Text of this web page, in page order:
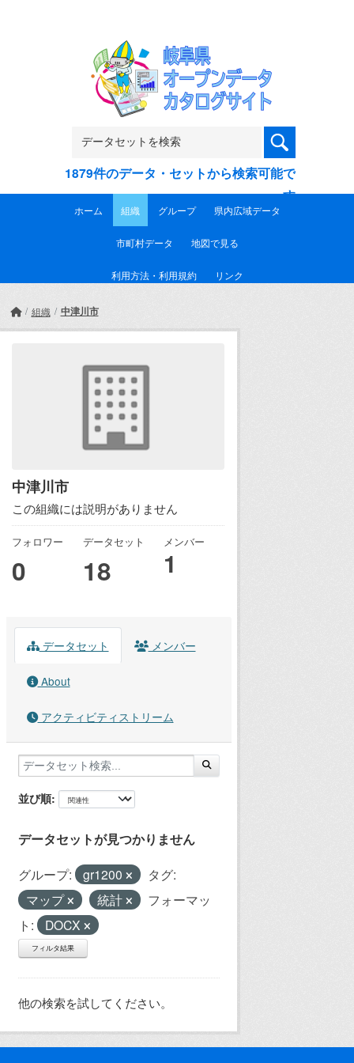
1879件のデータ・セットから検索可能で
す
ホーム 組織 グループ 県内広域データ
市町村データ 地図で見る
利用方法・利用規約 リンク
組織 中津川市
中津川市
この組織には説明がありません
フォロワー
0
データセット
18
メンバー
1
データセット メンバー
About
アクティビティストリーム
並び順
データセットが見つかりません
グループ: gr1200
タグ:
マップ
統計
フォーマッ
ト:
DOCX
フィルタ結果
他の検索を試してください。